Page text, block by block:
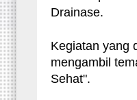
Drainase.
Kegiatan yang
mengambil
Sehat".